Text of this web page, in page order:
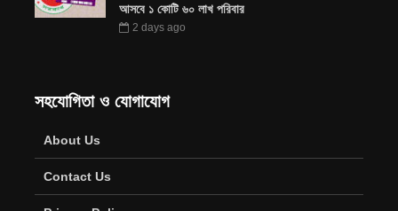
আসবে ১ কোটি ৬০ লাখ পরিবার
2 days ago
সহযোগিতা ও যোগাযোগ
About Us
Contact Us